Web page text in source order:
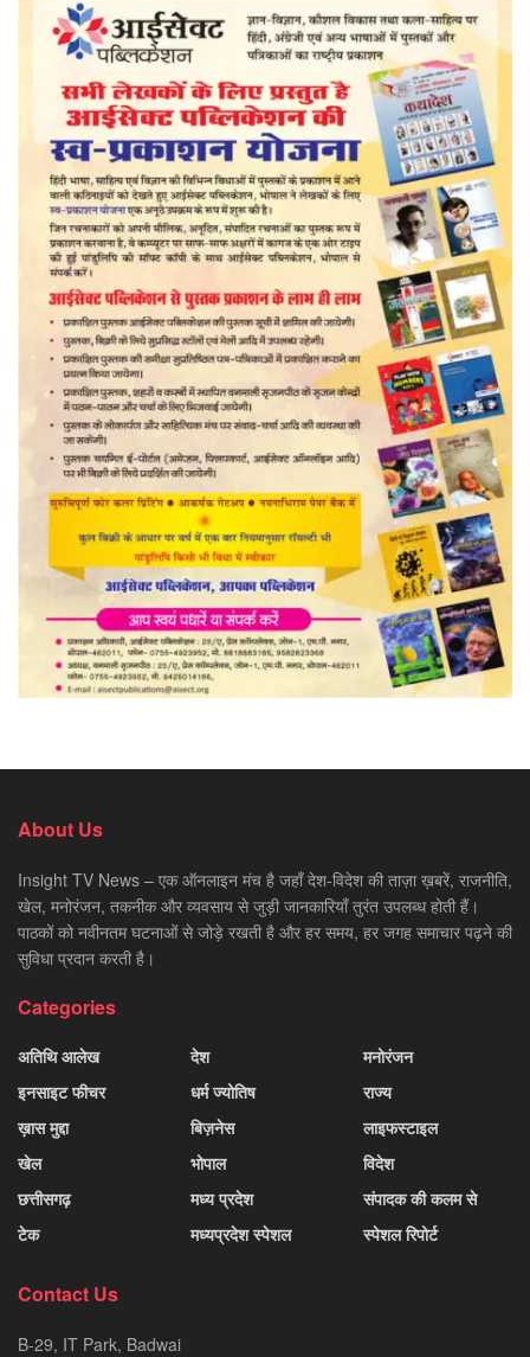
About Us
Insight TV News – एक ऑनलाइन मंच है जहाँ देश-विदेश की ताज़ा ख़बरें, राजनीति,
खेल, मनोरंजन, तकनीक और व्यवसाय से जुड़ी जानकारियाँ तुरंत उपलब्ध होती हैं।
पाठकों को नवीनतम घटनाओं से जोड़े रखती है और हर समय, हर जगह समाचार पढ़ने की
सुविधा प्रदान करती है।
Categories
अतिथि आलेख
इनसाइट फीचर
ख़ास मुद्दा
खेल
छत्तीसगढ़
टेक
देश
धर्म ज्योतिष
बिज़नेस
भोपाल
मध्य प्रदेश
मध्यप्रदेश स्पेशल
मनोरंजन
राज्य
लाइफस्टाइल
विदेश
संपादक की कलम से
स्पेशल रिपोर्ट
Contact Us
B-29, IT Park, Badwai